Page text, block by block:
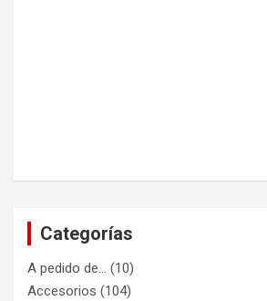
Categorías
A pedido de… (10)
Accesorios (104)